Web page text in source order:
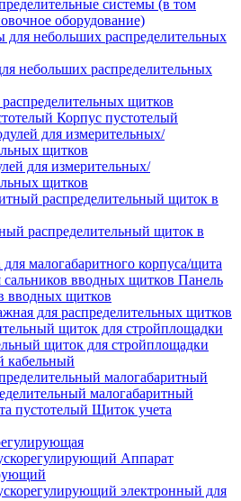
системы (в том
оборудование)
небольших распределительных
щитков
Корпус пустотелый
для измерительных/
щитков
распределительный щиток в
малогабаритного корпуса/щита
Панель
вводных щитков
для распределительных щитков
щиток для стройплощадки
малогабаритный
Щиток учета
Аппарат